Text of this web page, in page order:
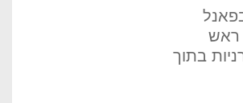
ראש
בתוך